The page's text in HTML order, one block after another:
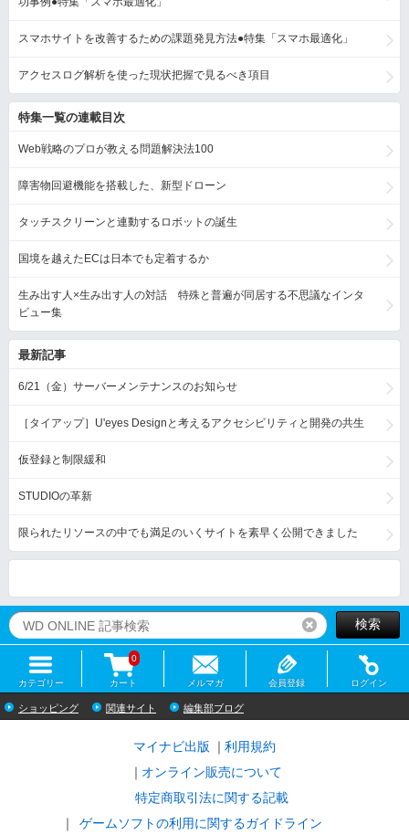
スマホサイトを改善するための課題発見方法●特集「スマホ最適化」
アクセスログ解析を使った現状把握で見るべき項目
特集一覧の連載目次
Web戦略のプロが教える問題解決法100
障害物回避機能を搭載した、新型ドローン
タッチスクリーンと連動するロボットの誕生
国境を越えたECは日本でも定着するか
生み出す人×生み出す人の対話 特殊と普遍が同居する不思議なインタ
ビュー集
最新記事
6/21（金）サーバーメンテナンスのお知らせ
［タイアップ］U'eyes Designと考えるアクセシビリティと開発の共生
仮登録と制限緩和
STUDIOの革新
限られたリソースの中でも満足のいくサイトを素早く公開できました
リセット検索
カテゴリー カート
0
メルマガ 会員登録 ログイン
ショッピング 関連サイト 編集部ブログ
マイナビ出版
利用規約
オンライン販売について
特定商取引法に関する記載
ゲームソフトの利用に関するガイドライン